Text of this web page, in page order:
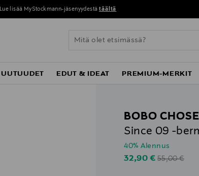
Lue lisää MyStockmann-jäsenyydestä täältä
UUTUUDET EDUT & IDEAT PREMIUM-MERKIT
BOBO
Since 09 -
40% Alennus
Discounted Price
32,90 € Original Price
55,00 €